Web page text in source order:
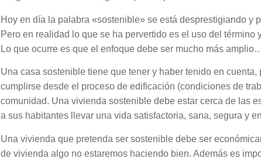
Hoy en día la palabra «sostenible» se está desprestigiando y
Pero en realidad lo que se ha pervertido es el uso del
Lo que ocurre es que el enfoque debe ser mucho más
Una casa sostenible tiene que tener y haber tenido en
cumplirse desde el proceso de edificación (condiciones de
comunidad. Una vivienda sostenible debe estar cerca de las
a sus habitantes llevar una vida satisfactoria, sana, segura y
Una vivienda que pretenda ser sostenible debe ser
de vivienda algo no estaremos haciendo bien. Además es